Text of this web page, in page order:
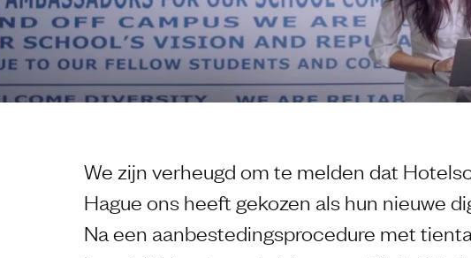
We zijn verheugd om te melden dat
Hague ons heeft gekozen als hun nieuwe
Na een aanbestedingsprocedure met